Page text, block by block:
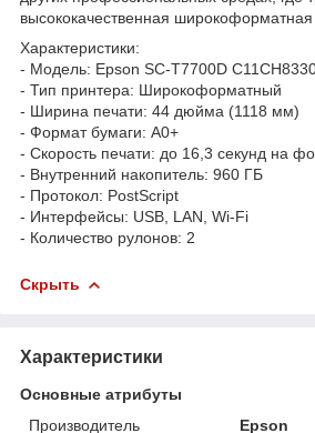
высококачественная широкоформатная
Характеристики:
- Модель: Epson SC-T7700D
- Тип принтера: Широкоформатный
- Ширина печати: 44 дюйма (1118 мм)
- Формат бумаги: А0+
- Скорость печати: до 16,3 секунд на
- Внутренний накопитель: 960 ГБ
- Протокол: PostScript
- Интерфейсы: USB, LAN, Wi-Fi
- Количество рулонов: 2
Скрыть
Характеристики
Основные атрибуты
Производитель
Epson